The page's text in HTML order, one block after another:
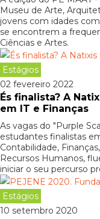
Museu de Arte,
jovens com idades
se encontrem a
Ciências e Artes.
Estágios
02 fevereiro 2022
És finalista? A
em IT e Finanças
As vagas do "Purple
estudantes finalistas
Contabilidade,
Recursos Humanos,
iniciar o seu percurso
Estágios
10 setembro 2020